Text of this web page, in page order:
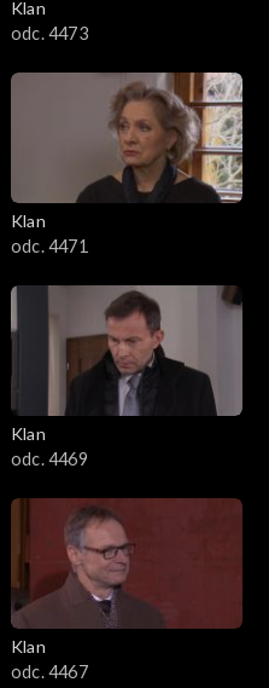
Klan
odc. 4473
Klan
odc. 4471
Klan
odc. 4469
Klan
odc. 4467